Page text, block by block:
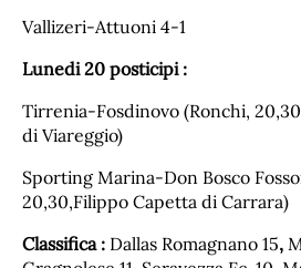
Vallizeri-Attuoni 4-1
Lunedi 20 posticipi :
Tirrenia-Fosdinovo (Ronchi,
di Viareggio)
Sporting Marina-Don Bosco
20,30,Filippo Capetta di Carrara)
Classifica : Dallas Romagnano 15,